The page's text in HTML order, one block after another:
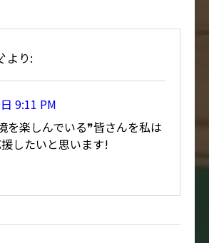
より:
9:11 PM
を楽しんでいる❞皆さんを私は
したいと思います!